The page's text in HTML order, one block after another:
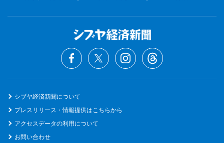
シブヤ経済新聞について
プレスリリース・情報提供はこちらから
アクセスデータの利用について
お問い合わせ